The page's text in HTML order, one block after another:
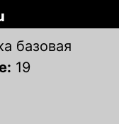
базовая
19